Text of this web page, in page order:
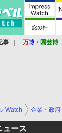
事 万博 ・ 園芸博
Watch 企業・政府
ュース